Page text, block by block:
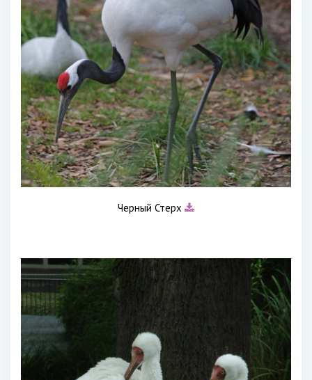
Черный Стерх